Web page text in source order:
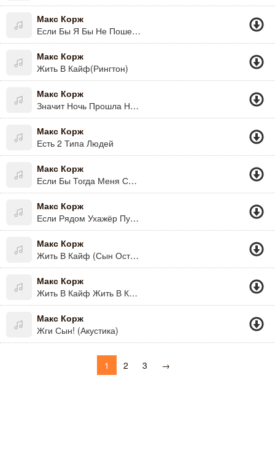
Макс Корж
Если Бы Я Бы Не Пошел За Тобой
Макс Корж
Жить В Кайф(Рингтон)
Макс Корж
Значит Ночь Прошла Не Зря
Макс Корж
Есть 2 Типа Людей
Макс Корж
Если Бы Тогда Меня Спросили Где Я Буду Через 10 Лет
Макс Корж
Если Рядом Ухажёр Пусть Смотрит Бля По Сторонам. Если Накурит Мой Друг- У Меня Нет Друга. Если Лежишь С Кем В Постели- Я Убью Тебя Сука! Детка Будь Осторожна Я Ж За Тебя Волнуюсь..
Макс Корж
Жить В Кайф (Сын Остался Без Диплома)
Макс Корж
Жить В Кайф Жить В Кайф 2013
Макс Корж
Жги Сын! (Акустика)
1 2 3 →